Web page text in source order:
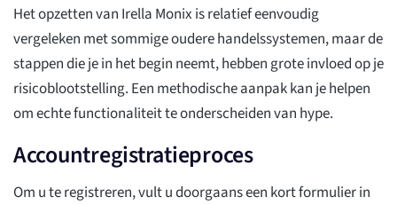
Het opzetten van Irella Monix is relatief eenvoudig
vergeleken met sommige oudere handelssystemen, maar de
stappen die je in het begin neemt, hebben grote invloed op je
risicoblootstelling. Een methodische aanpak kan je helpen
om echte functionaliteit te onderscheiden van hype.
Accountregistratieproces
Om u te registreren, vult u doorgaans een kort formulier in